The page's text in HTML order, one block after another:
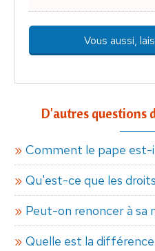
Vous aussi,
D'autres questions
Comment le pape est-
Qu'est-ce que les
Peut-on renoncer à sa
Quelle est la